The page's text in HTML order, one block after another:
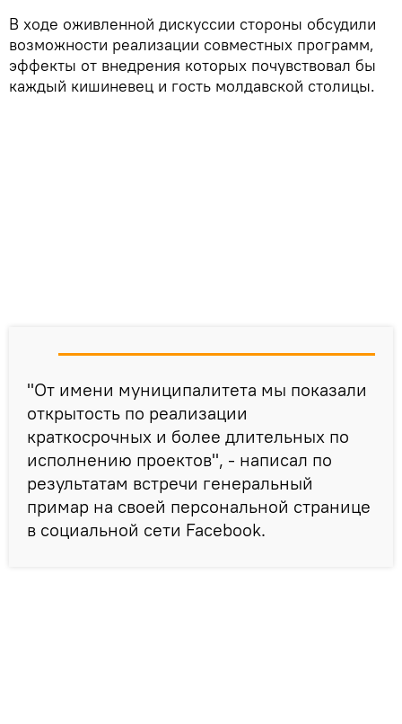
В ходе оживленной дискуссии стороны обсудили
возможности реализации совместных программ,
эффекты от внедрения которых почувствовал бы
каждый кишиневец и гость молдавской столицы.
"От имени муниципалитета мы показали
открытость по реализации
краткосрочных и более длительных по
исполнению проектов", - написал по
результатам встречи генеральный
примар на своей персональной странице
в социальной сети Facebook.